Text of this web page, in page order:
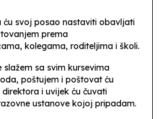
ću svoj posao nastaviti obavljati
prema
kolegama, roditeljima i školi.
sa svim kursevima
poštujem i poštovat ću
i uvijek ću čuvati
ustanove kojoj pripadam.